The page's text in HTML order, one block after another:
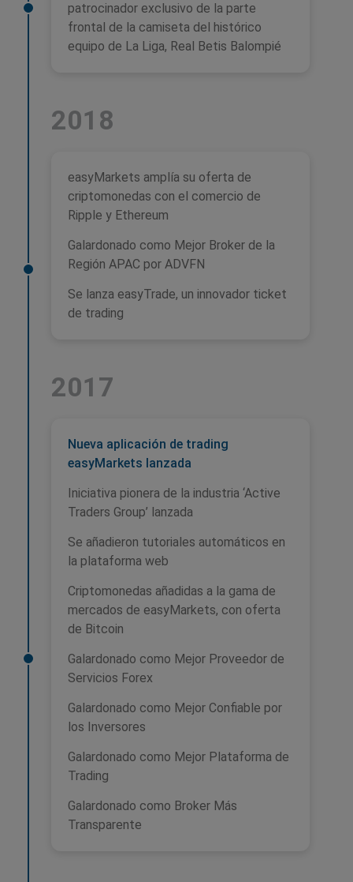
patrocinador exclusivo de la parte
frontal de la camiseta del histórico
equipo de La Liga, Real Betis Balompié
easyMarkets amplía su oferta de
criptomonedas con el comercio de
Ripple y Ethereum
Galardonado como Mejor Broker de la
Región APAC por ADVFN
Se lanza easyTrade, un innovador ticket
de trading
2018
Nueva aplicación de trading
easyMarkets lanzada
Iniciativa pionera de la industria ‘Active
Traders Group’ lanzada
Se añadieron tutoriales automáticos en
la plataforma web
Criptomonedas añadidas a la gama de
mercados de easyMarkets, con oferta
de Bitcoin
Galardonado como Mejor Proveedor de
Servicios Forex
Galardonado como Mejor Confiable por
los Inversores
Galardonado como Mejor Plataforma de
Trading
Galardonado como Broker Más
Transparente
2017